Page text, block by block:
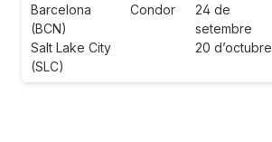
Barcelona
(BCN)
Salt Lake City
(SLC)
Condor
24 de
setembre
20 d’octubre